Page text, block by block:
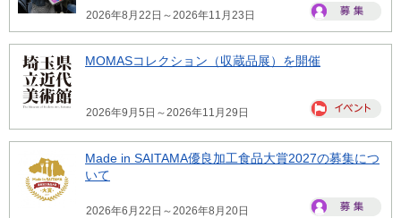
2026年8月22日～2026年11月23日
MOMASコレクション（収蔵品展）を開催
2026年9月5日～2026年11月29日
Made in SAITAMA優良加工食品大賞2027の募集につ
いて
2026年6月22日～2026年8月20日